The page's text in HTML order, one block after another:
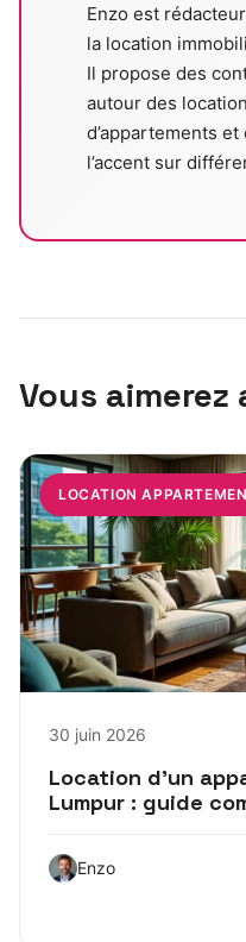
Enzo est
la location
Il propose des
autour des
d’appartements
l’accent sur
Vous aimerez
LOCATION
30 juin 2026
Location d’un
Lumpur : guide
Enzo